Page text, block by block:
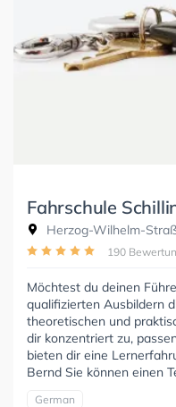
Fahrschule
Herzog-Wilhelm-
190
Möchtest du deinen
qualifizierten Ausbildern
theoretischen und
dir konzentriert zu,
bieten dir eine
Bernd Sie können einen
German